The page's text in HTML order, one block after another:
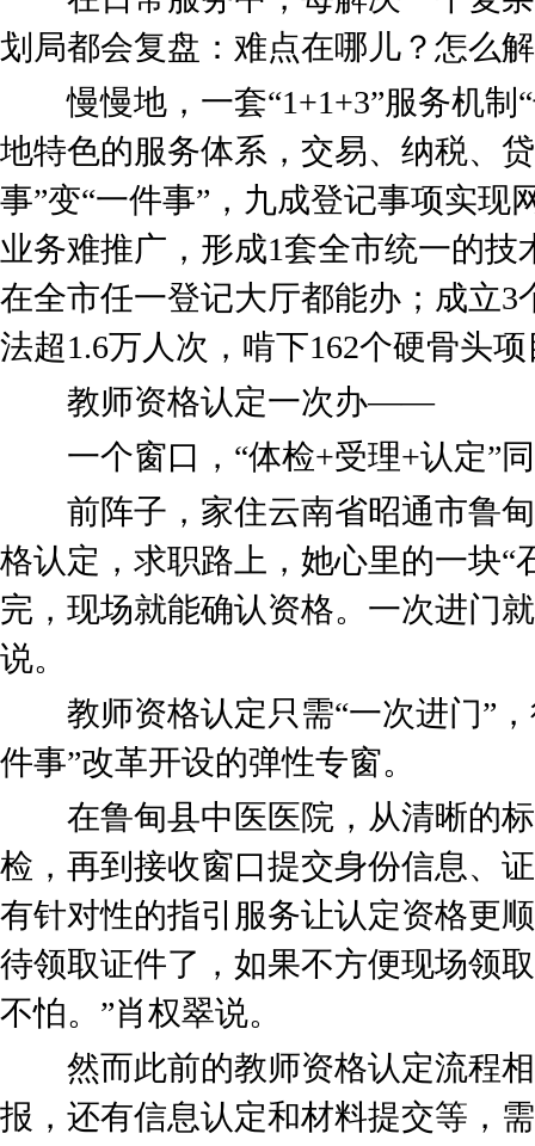
划局都会复盘：难点在哪儿？怎么
慢慢地，一套“1+1+3”服务机制“
地特色的服务体系，交易、纳税、
事”变“一件事”，九成登记事项实现
业务难推广，形成1套全市统一的技
在全市任一登记大厅都能办；成立3
法超1.6万人次，啃下162个硬骨头
教师资格认定一次办——
一个窗口，“体检+受理+认定”
前阵子，家住云南省昭通市鲁甸
格认定，求职路上，她心里的一块“
完，现场就能确认资格。一次进门
说。
教师资格认定只需“一次进门”，
件事”改革开设的弹性专窗。
在鲁甸县中医医院，从清晰的标
检，再到接收窗口提交身份信息、
有针对性的指引服务让认定资格更
待领取证件了，如果不方便现场领
不怕。”肖权翠说。
然而此前的教师资格认定流程相
报，还有信息认定和材料提交等，